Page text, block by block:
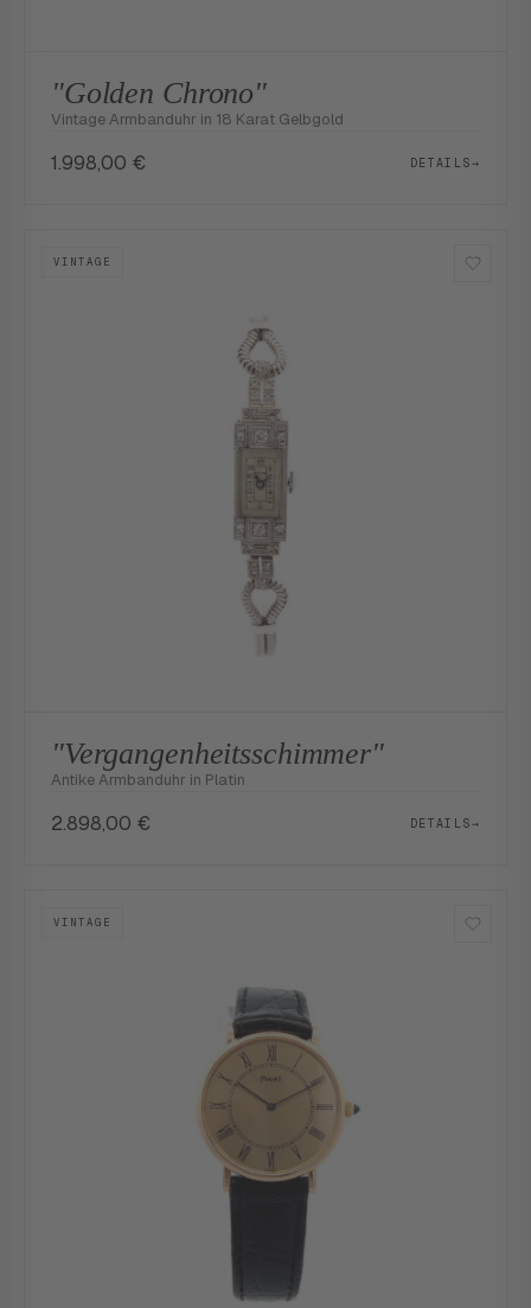
"Golden Chrono"
Vintage Armbanduhr in 18 Karat Gelbgold
1.998,00 € DETAILS→
VINTAGE
"Vergangenheitsschimmer"
Antike Armbanduhr in Platin
2.898,00 € DETAILS→
VINTAGE